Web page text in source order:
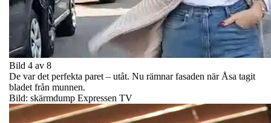
Bild 4 av 8
De var det perfekta paret – utåt. Nu rämnar fasaden när Åsa tagit
bladet från munnen.
Bild: skärmdump Expressen TV